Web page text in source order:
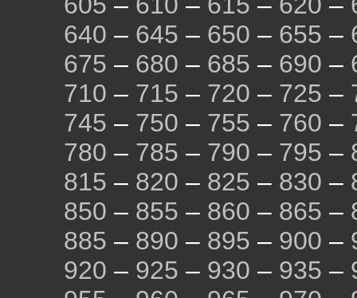
640 – 645 – 650 – 655 –
675 – 680 – 685 – 690 –
710 – 715 – 720 – 725 –
745 – 750 – 755 – 760 –
780 – 785 – 790 – 795 –
815 – 820 – 825 – 830 –
850 – 855 – 860 – 865 –
885 – 890 – 895 – 900 –
920 – 925 – 930 – 935 –